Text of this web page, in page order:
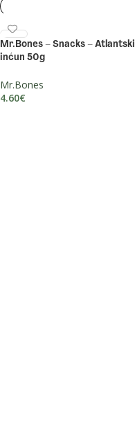
Mr.Bones – Snacks – Atlantski
inćun 50g
Mr.Bones
4.60€